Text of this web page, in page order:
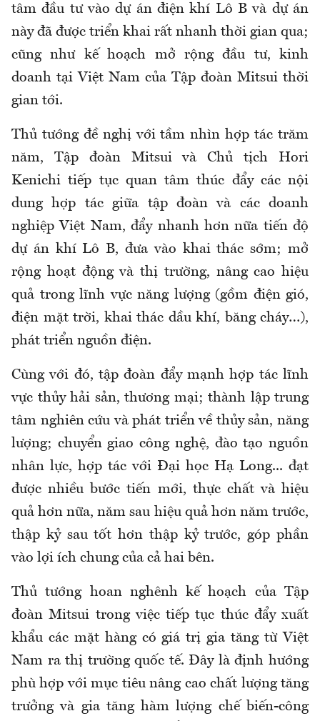
tâm đầu tư vào dự án điện khí Lô B và dự án
này đã được triển khai rất nhanh thời gian qua;
cũng như kế hoạch mở rộng đầu tư, kinh
doanh tại Việt Nam của Tập đoàn Mitsui thời
gian tới.
Thủ tướng đề nghị với tầm nhìn hợp tác trăm
năm, Tập đoàn Mitsui và Chủ tịch Hori
Kenichi tiếp tục quan tâm thúc đẩy các nội
dung hợp tác giữa tập đoàn và các doanh
nghiệp Việt Nam, đẩy nhanh hơn nữa tiến độ
dự án khí Lô B, đưa vào khai thác sớm; mở
rộng hoạt động và thị trường, nâng cao hiệu
quả trong lĩnh vực năng lượng (gồm điện gió,
điện mặt trời, khai thác dầu khí, băng cháy…),
phát triển nguồn điện.
Cùng với đó, tập đoàn đẩy mạnh hợp tác lĩnh
vực thủy hải sản, thương mại; thành lập trung
tâm nghiên cứu và phát triển về thủy sản, năng
lượng; chuyển giao công nghệ, đào tạo nguồn
nhân lực, hợp tác với Đại học Hạ Long... đạt
được nhiều bước tiến mới, thực chất và hiệu
quả hơn nữa, năm sau hiệu quả hơn năm trước,
thập kỷ sau tốt hơn thập kỷ trước, góp phần
vào lợi ích chung của cả hai bên.
Thủ tướng hoan nghênh kế hoạch của Tập
đoàn Mitsui trong việc tiếp tục thúc đẩy xuất
khẩu các mặt hàng có giá trị gia tăng từ Việt
Nam ra thị trường quốc tế. Đây là định hướng
phù hợp với mục tiêu nâng cao chất lượng tăng
trưởng và gia tăng hàm lượng chế biến-công